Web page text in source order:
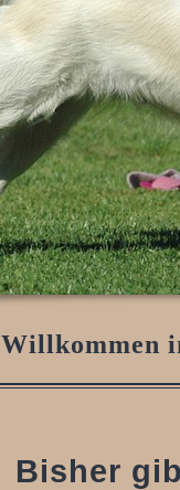
Willkommen
Bisher